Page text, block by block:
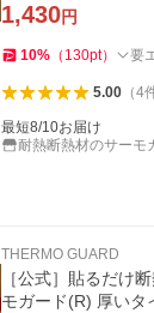
1,430円
10% （ 130pt） 要
5.00（4
最短8/10お届け
耐熱断熱材のサーモ
THERMO GUARD
［公式］貼るだけ
モガード(R) 厚い